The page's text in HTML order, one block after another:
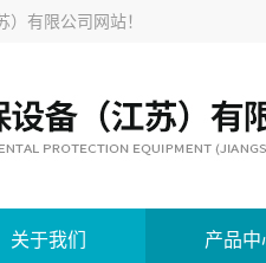
）有限公司网站！
关于我们 产品中